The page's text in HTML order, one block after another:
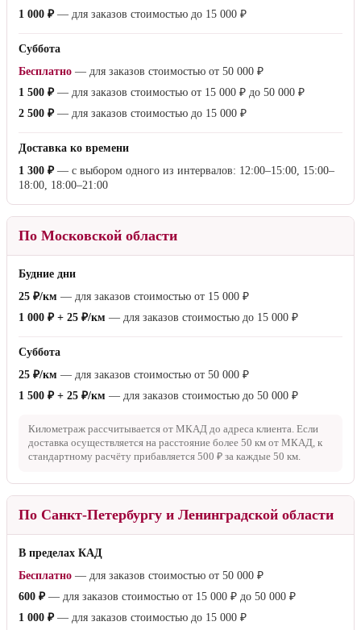
1 000 ₽— для заказов стоимостью до 15 000 ₽
Суббота
Бесплатно — для заказов стоимостью от 50 000 ₽
1 500 ₽— для заказов стоимостью от 15 000 ₽ до 50 000 ₽
2 500 ₽— для заказов стоимостью до 15 000 ₽
Доставка ко времени
1 300 ₽— с выбором одного из интервалов: 12:00–15:00, 15:00–
18:00, 18:00–21:00
По Московской области
Будние дни
25 ₽/км — для заказов стоимостью от 15 000 ₽
1 000 ₽ + 25 ₽/км — для заказов стоимостью до 15 000 ₽
Суббота
25 ₽/км — для заказов стоимостью от 50 000 ₽
1 500 ₽ + 25 ₽/км — для заказов стоимостью до 50 000 ₽
Километраж рассчитывается от МКАД до адреса клиента. Если
доставка осуществляется на расстояние более 50 км от МКАД, к
стандартному расчёту прибавляется 500 ₽ за каждые 50 км.
По Санкт-Петербургу и Ленинградской области
В пределах КАД
Бесплатно — для заказов стоимостью от 50 000 ₽
600 ₽— для заказов стоимостью от 15 000 ₽ до 50 000 ₽
1 000 ₽— для заказов стоимостью до 15 000 ₽